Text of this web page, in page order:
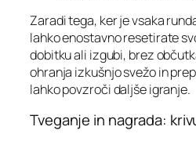
Zaradi tega, ker je vsaka
lahko enostavno resetirate
dobitku ali izgubi, brez
ohranja izkušnjo svežo in
lahko povzroči daljše igranje.
Tveganje in nagrada: